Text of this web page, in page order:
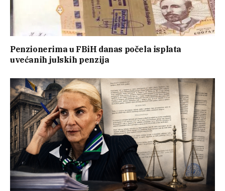
Penzionerima u FBiH danas počela isplata
uvećanih julskih penzija